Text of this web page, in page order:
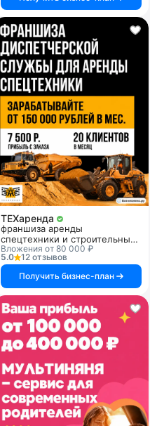
ТЕХаренда
франшиза аренды
спецтехники и строительных
услуг
Вложения от 80 000 ₽
5.0
12 отзывов
Получить бизнес-план